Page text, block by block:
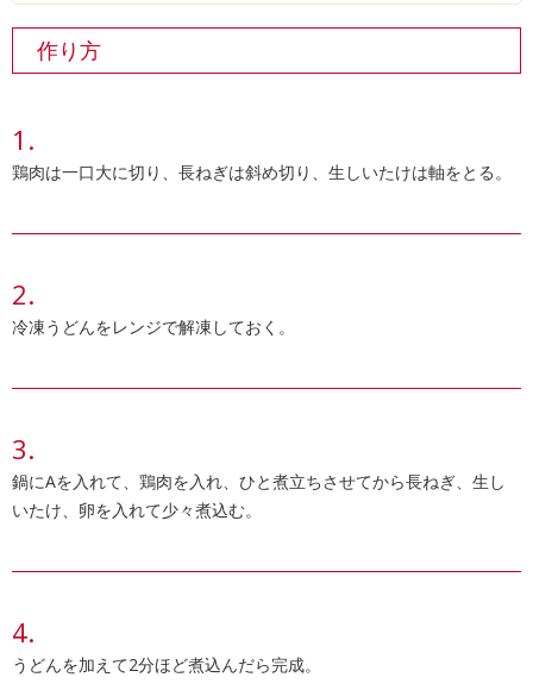
作り方
鶏肉は一口大に切り、長ねぎは斜め切り、生しいたけは軸をとる。
冷凍うどんをレンジで解凍しておく。
鍋にAを入れて、鶏肉を入れ、ひと煮立ちさせてから長ねぎ、生し
いたけ、卵を入れて少々煮込む。
うどんを加えて2分ほど煮込んだら完成。